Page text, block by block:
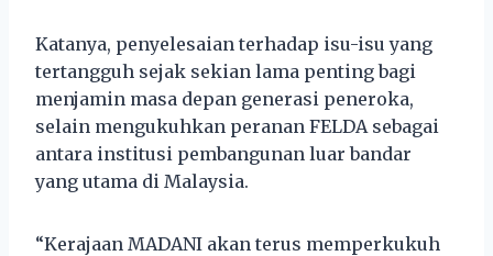
Katanya, penyelesaian terhadap isu-isu yang
tertangguh sejak sekian lama penting bagi
menjamin masa depan generasi peneroka,
selain mengukuhkan peranan FELDA sebagai
antara institusi pembangunan luar bandar
yang utama di Malaysia.
“Kerajaan MADANI akan terus memperkukuh